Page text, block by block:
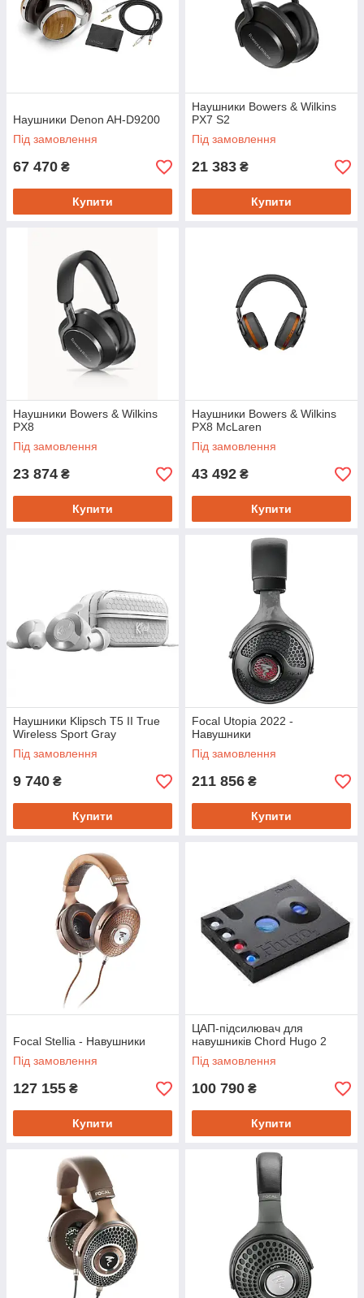
Наушники Denon AH-D9200
Під замовлення
67 470 ₴
Купити
Наушники Bowers & Wilkins
PX7 S2
Під замовлення
21 383 ₴
Купити
Наушники Bowers & Wilkins
PX8
Під замовлення
23 874 ₴
Купити
Наушники Bowers & Wilkins
PX8 McLaren
Під замовлення
43 492 ₴
Купити
Наушники Klipsch T5 II True
Wireless Sport Gray
Під замовлення
9 740 ₴
Купити
Focal Utopia 2022 -
Навушники
Під замовлення
211 856 ₴
Купити
Focal Stellia - Навушники
Під замовлення
127 155 ₴
Купити
ЦАП-підсилювач для
навушників Chord Hugo 2
Під замовлення
100 790 ₴
Купити